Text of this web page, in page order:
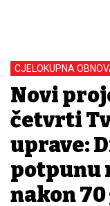
CJELOKUPNA
Novi
četvrti
uprave:
potpunu
nakon